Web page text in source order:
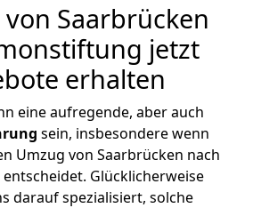
Saarbrücken
jetzt
erhalten
eine aufregende, aber auch
sein, insbesondere wenn
Umzug von Saarbrücken nach
Glücklicherweise
darauf spezialisiert, solche